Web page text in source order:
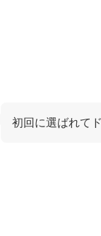
初回に選ばれて